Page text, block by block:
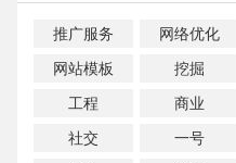
推广服务 网络优化
网站模板
挖掘
工程
商业
社交
一号